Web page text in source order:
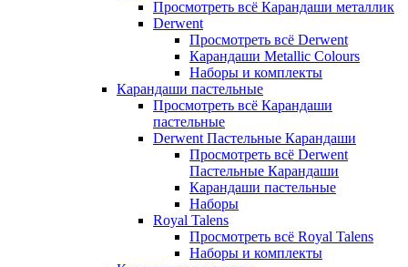
Просмотреть всё Карандаши металлик
Derwent
Просмотреть всё Derwent
Карандаши Metallic Colours
Наборы и комплекты
Карандаши пастельные
Просмотреть всё Карандаши
пастельные
Derwent Пастельные Карандаши
Просмотреть всё Derwent
Пастельные Карандаши
Карандаши пастельные
Наборы
Royal Talens
Просмотреть всё Royal Talens
Наборы и комплекты